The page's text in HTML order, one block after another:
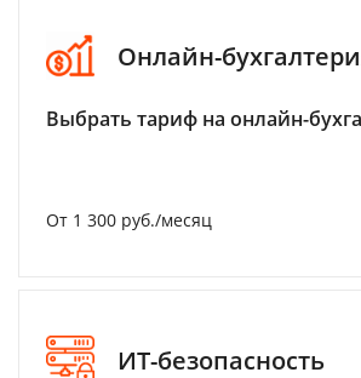
Онлайн-
Выбрать тариф на онлайн-
От 1 300 руб./месяц
ИТ-безопасность